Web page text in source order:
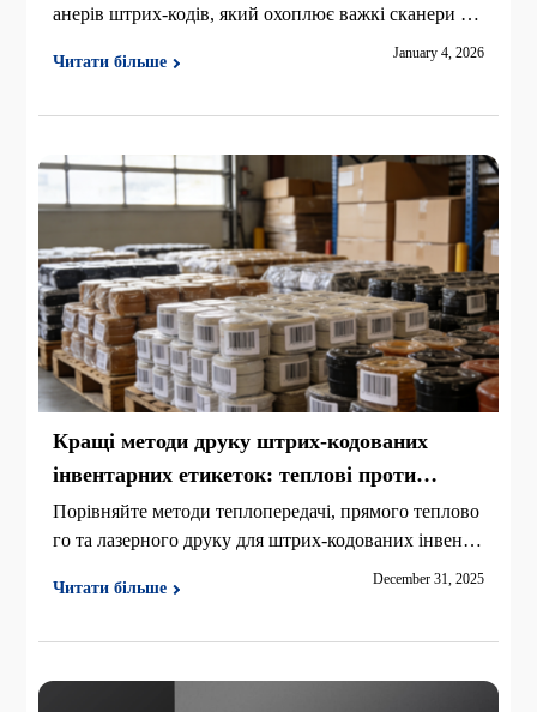
анерів штрих-кодів, який охоплює важкі сканери дл
я складів, заводів та суворих промислових середови
щ, з критеріями вибору, міркуваннями про продукт
Читати більше
January 4, 2026
Кращі методи друку штрих-кодованих
інвентарних етикеток: теплові проти
лазерних
Порівняйте методи теплопередачі, прямого теплово
го та лазерного друку для штрих-кодованих інвента
рних етикеток. Дізнайтеся, який варіант підходить д
ля довгострокового зберігання, доставки або складс
Читати більше
December 31, 2025